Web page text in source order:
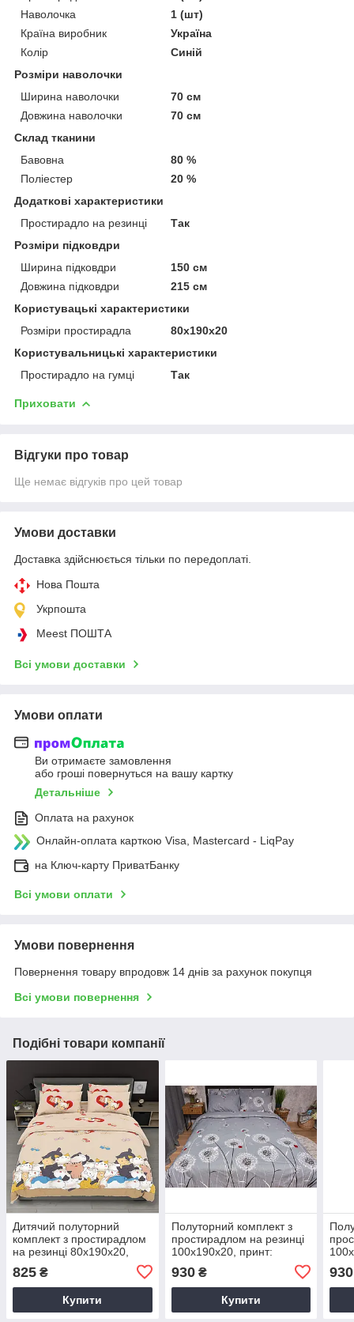
Наволочка
1 (шт)
Країна виробник
Україна
Колір
Синій
Розміри наволочки
Ширина наволочки
70 см
Довжина наволочки
70 см
Склад тканини
Бавовна
80 %
Поліестер
20 %
Додаткові характеристики
Простирадло на резинці
Так
Розміри підковдри
Ширина підковдри
150 см
Довжина підковдри
215 см
Користувацькi характеристики
Розміри простирадла
80х190х20
Користувальницькі характеристики
Простирадло на гумці
Так
Приховати
Відгуки про товар
Ще немає відгуків про цей товар
Умови доставки
Доставка здійснюється тільки по передоплаті.
Нова Пошта
Укрпошта
Meest ПОШТА
Всі умови доставки
Умови оплати
Ви отримаєте замовлення
або гроші повернуться на вашу картку
Детальніше
Оплата на рахунок
Онлайн-оплата карткою Visa, Mastercard - LiqPay
на Ключ-карту ПриватБанку
Всі умови оплати
Умови повернення
Повернення товару впродовж 14 днів за рахунок покупця
Всі умови повернення
Подібні товари компанії
Дитячий полуторний
комплект з простирадлом
на резинці 80х190х20,
825 ₴
Купити
Полуторний комплект з
простирадлом на резинці
100х190х20, принт:
930₴
Купити
930